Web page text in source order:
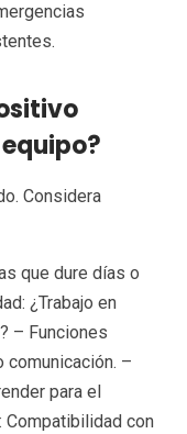
Considera
que dure días o
¿Trabajo en
– Funciones
comunicación. –
para el
con